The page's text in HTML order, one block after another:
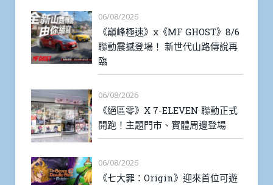
06/08/2026
《巔峰極速》x《MF GHOST》8/6
聯動震撼登場！ 新世代山路傳說再
臨
06/08/2026
《絕區零》X 7-ELEVEN 聯動正式
開跑！主題門市、實體周邊登場
06/08/2026
《七大罪：Origin》迎來首位可遊